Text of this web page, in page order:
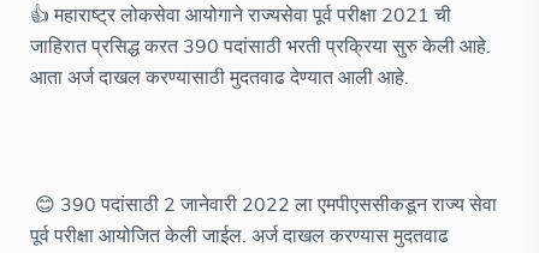
👍 महाराष्ट्र लोकसेवा आयोगाने राज्यसेवा पूर्व परीक्षा 2021 ची
जाहिरात प्रसिद्ध करत 390 पदांसाठी भरती प्रक्रिया सुरु केली आहे.
आता अर्ज दाखल करण्यासाठी मुदतवाढ देण्यात आली आहे.
😊 390 पदांसाठी 2 जानेवारी 2022 ला एमपीएससीकडून राज्य सेवा
पूर्व परीक्षा आयोजित केली जाईल. अर्ज दाखल करण्यास मुदतवाढ